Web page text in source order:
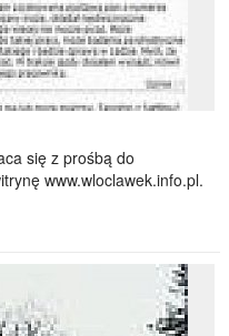
się z prośbą do
www.wloclawek.info.pl.